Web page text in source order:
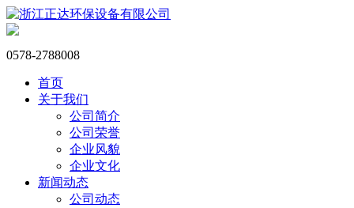
0578-2788008
首页
关于我们
公司简介
公司荣誉
企业风貌
企业文化
新闻动态
公司动态